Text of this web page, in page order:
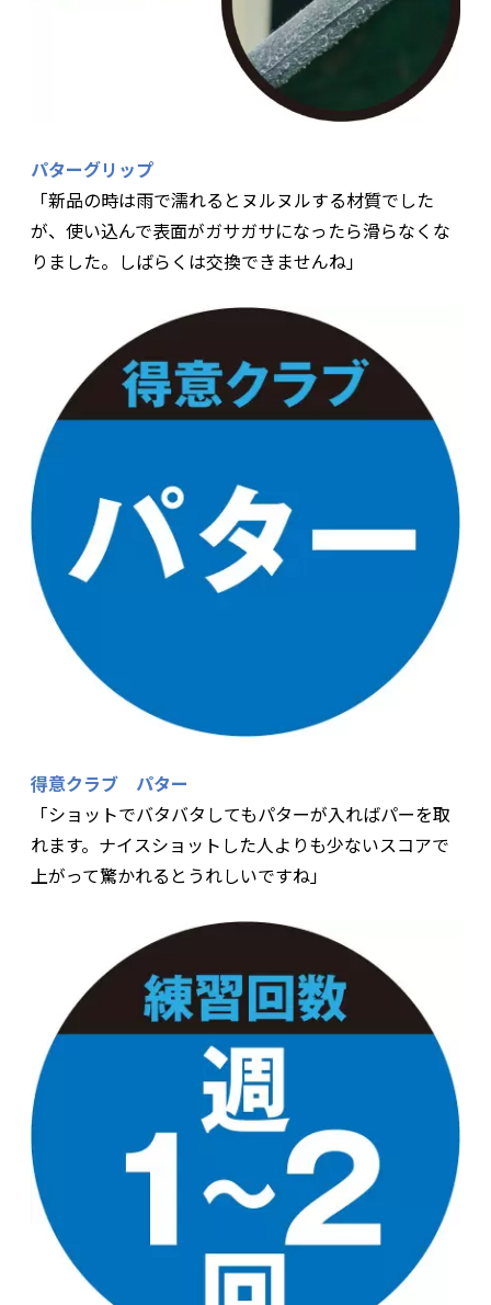
パターグリップ
「新品の時は雨で濡れるとヌルヌルする材質でした
が、使い込んで表面がガサガサになったら滑らなくな
りました。しばらくは交換できませんね」
得意クラブ パター
「ショットでバタバタしてもパターが入ればパーを取
れます。ナイスショットした人よりも少ないスコアで
上がって驚かれるとうれしいですね」